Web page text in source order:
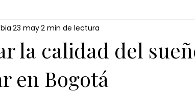
la calidad del
en Bogotá
23 may2 min de lectura